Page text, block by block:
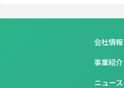
会社情報
事業紹介
ニュース